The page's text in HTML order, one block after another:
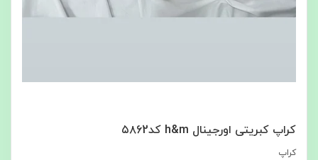
کراپ کبریتی اورجینال h&m کد۵۸62
کراپ